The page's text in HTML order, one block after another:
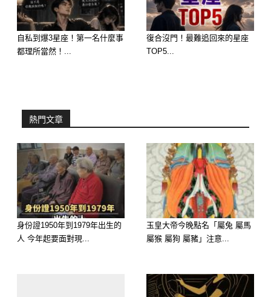
在 2026 火年，他會發生「看著對方的
眼神越來越溫柔、甚至把對方的缺點當
成可愛」的神蹟。「妳一踏實，橫財就
再也容不下外人」的大事，越相處越覺
得對方是無可替代的寶藏！
🥉 第三名：屬【天蠍座】—— 極致專
一，發生「冰山融化、深情融為一體」
的大事
甜蜜感應：天蠍座的愛原本帶著刺，但
在離火九運的真情淬鍊下，他的執念會
自私到爆3星座！第一名什麼事
都理所當然！...
復合沒門！最難追回來的星座
TOP5...
熱門文章
身份證1950年到1979年出生的
人 今年起要面對現...
玉皇大帝今晚點名「屬兔 屬馬
屬猴 屬狗 屬豬」注意...